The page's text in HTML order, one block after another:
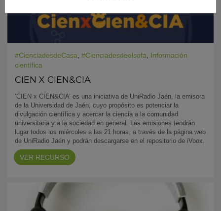
#CienciadesdeCasa, #Cienciadesdeelsofá, Información
científica
CIEN X CIEN&CIA
‘CIEN x CIEN&CIA’ es una iniciativa de UniRadio Jaén, la emisora
de la Universidad de Jaén, cuyo propósito es potenciar la
divulgación científica y acercar la ciencia a la comunidad
universitaria y a la sociedad en general. Las emisiones tendrán
lugar todos los miércoles a las 21 horas, a través de la página web
de UniRadio Jaén y podrán descargarse en el repositorio de iVoox.
VER RECURSO